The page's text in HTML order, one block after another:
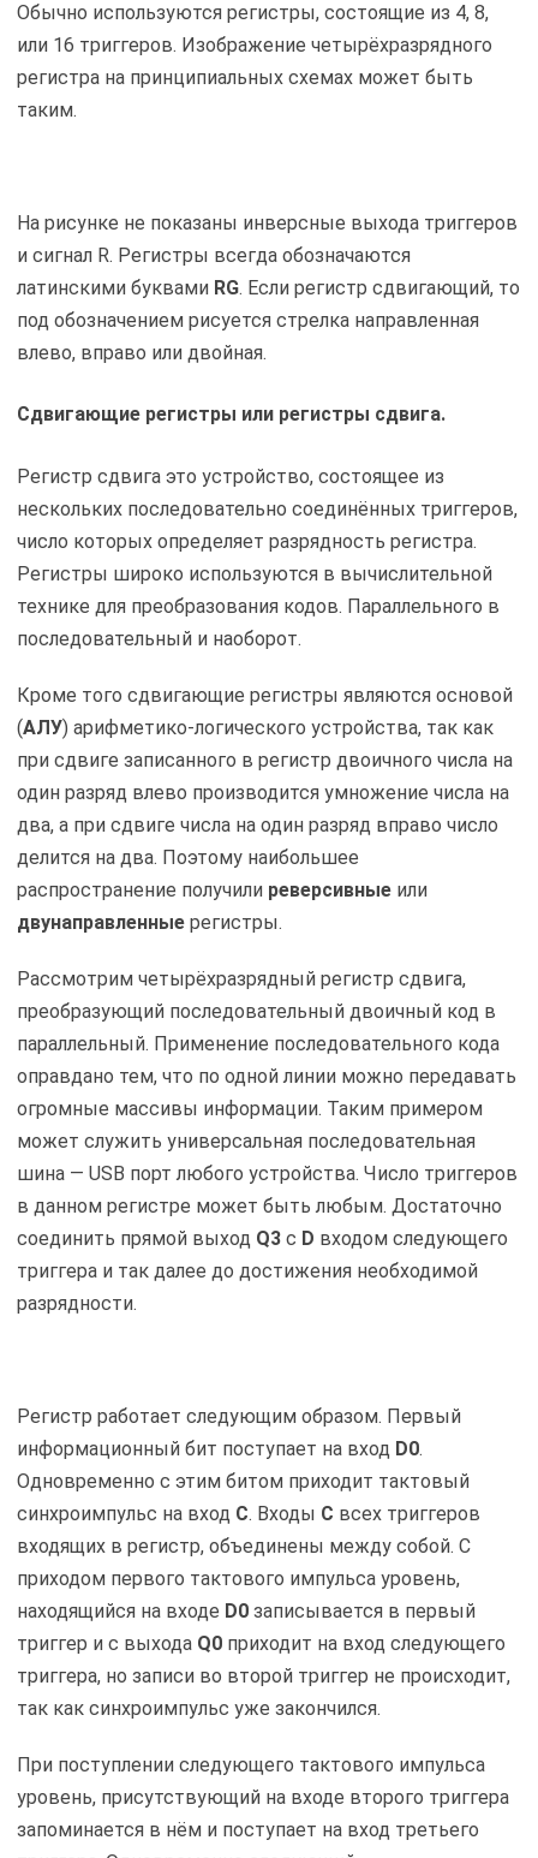
Обычно используются регистры, состоящие из 4, 8,
или 16 триггеров. Изображение четырёхразрядного
регистра на принципиальных схемах может быть
таким.
На рисунке не показаны инверсные выхода триггеров
и сигнал R. Регистры всегда обозначаются
латинскими буквами RG. Если регистр сдвигающий, то
под обозначением рисуется стрелка направленная
влево, вправо или двойная.
Сдвигающие регистры или регистры сдвига.
Регистр сдвига это устройство, состоящее из
нескольких последовательно соединённых триггеров,
число которых определяет разрядность регистра.
Регистры широко используются в вычислительной
технике для преобразования кодов. Параллельного в
последовательный и наоборот.
Кроме того сдвигающие регистры являются основой
(АЛУ) арифметико-логического устройства, так как
при сдвиге записанного в регистр двоичного числа на
один разряд влево производится умножение числа на
два, а при сдвиге числа на один разряд вправо число
делится на два. Поэтому наибольшее
распространение получили реверсивные или
двунаправленные регистры.
Рассмотрим четырёхразрядный регистр сдвига,
преобразующий последовательный двоичный код в
параллельный. Применение последовательного кода
оправдано тем, что по одной линии можно передавать
огромные массивы информации. Таким примером
может служить универсальная последовательная
шина — USB порт любого устройства. Число триггеров
в данном регистре может быть любым. Достаточно
соединить прямой выход Q3 с D входом следующего
триггера и так далее до достижения необходимой
разрядности.
Регистр работает следующим образом. Первый
информационный бит поступает на вход D0.
Одновременно с этим битом приходит тактовый
синхроимпульс на вход С. Входы С всех триггеров
входящих в регистр, объединены между собой. С
приходом первого тактового импульса уровень,
находящийся на входе D0 записывается в первый
триггер и с выхода Q0 приходит на вход следующего
триггера, но записи во второй триггер не происходит,
так как синхроимпульс уже закончился.
При поступлении следующего тактового импульса
уровень, присутствующий на входе второго триггера
запоминается в нём и поступает на вход третьего